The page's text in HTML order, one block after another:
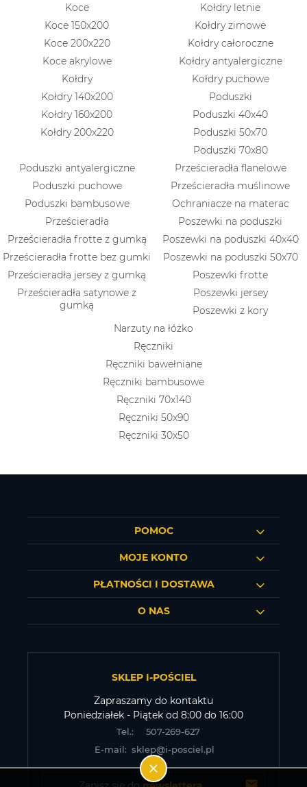
Koce
Koce 150x200
Koce 200x220
Koce akrylowe
Kołdry
Kołdry 140x200
Kołdry 160x200
Kołdry 200x220
Kołdry letnie
Kołdry zimowe
Kołdry całoroczne
Kołdry antyalergiczne
Kołdry puchowe
Poduszki
Poduszki 40x40
Poduszki 50x70
Poduszki 70x80
Poduszki antyalergiczne
Poduszki puchowe
Poduszki bambusowe
Prześcieradła
Prześcieradła frotte z gumką
Prześcieradła frotte bez gumki
Prześcieradła jersey z gumką
Prześcieradła satynowe z
gumką
Prześcieradła flanelowe
Prześcieradła muślinowe
Ochraniacze na materac
Poszewki na poduszki
Poszewki na poduszki 40x40
Poszewki na poduszki 50x70
Poszewki frotte
Poszewki jersey
Poszewki z kory
Narzuty na łóżko
Ręczniki
Ręczniki bawełniane
Ręczniki bambusowe
Ręczniki 70x140
Ręczniki 50x90
Ręczniki 30x50
POMOC
MOJE KONTO
PŁATNOŚCI I DOSTAWA
O NAS
SKLEP I-POŚCIEL
Zapraszamy do kontaktu
Poniedziałek - Piątek od 8:00 do 16:00
Tel.:
507-269-627
E-mail: sklep@i-posciel.pl